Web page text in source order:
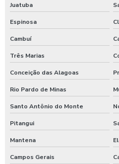
Shampoozeira a ar
Shampoozeira automotiva
Shampoozeira automotiva profissional
Shampoozeira eletrônica
Shampoozeira industrial
Shampoozeira para lava rápido
Shampoozeira para lavar caminhão
Juatuba
Espinosa
Cambuí
Três Marias
Conceição das Alagoas
Rio Pardo de Minas
Santo Antônio do Monte
Pitangui
Mantena
Campos Gerais